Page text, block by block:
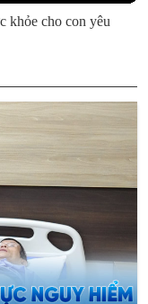
khỏe cho con yêu